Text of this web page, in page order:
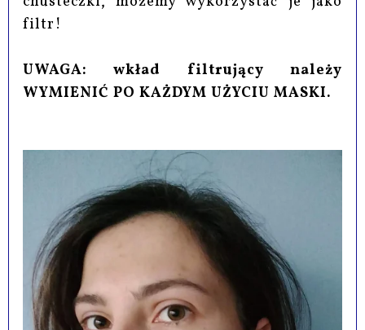
filtr!
UWAGA: wkład filtrujący należy
WYMIENIĆ PO KAŻDYM UŻYCIU MASKI.